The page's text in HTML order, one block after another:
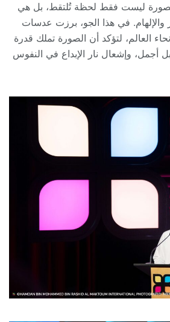
ليست فقط لحظة تُلتقط، بل هي
والإلهام. في هذا الجو، برزت عدسات
العالم، لتؤكد أن الصورة تملك قدرة
وإشعال نار الإبداع في النفوس